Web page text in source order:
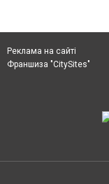
Реклама на сайті
Франшиза "CitySites"